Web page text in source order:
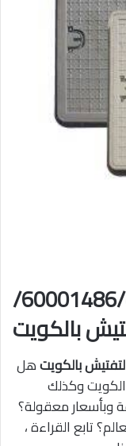
تركيب بواليع بالكويت/60001486/
بالكويت
بالكويتهل
وكذلك
معقولة؟
تابع القراءة ،